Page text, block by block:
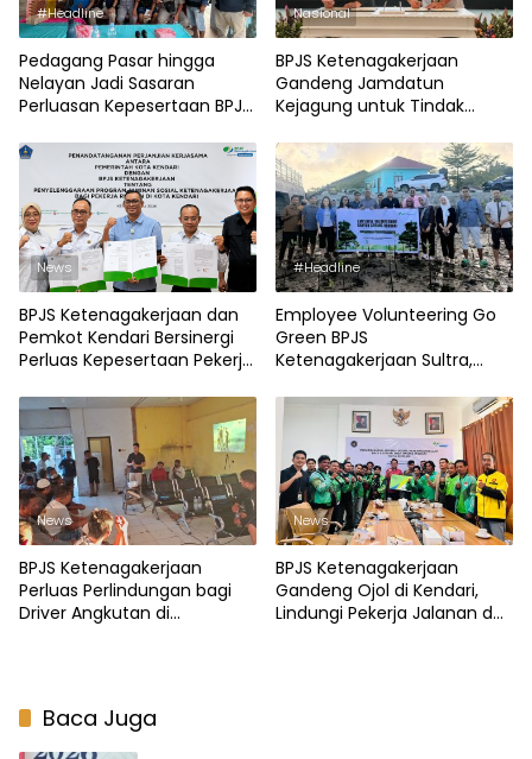
#Headline
Pedagang Pasar hingga
Nelayan Jadi Sasaran
Perluasan Kepesertaan BPJS
Nasional
BPJS Ketenagakerjaan
Gandeng Jamdatun
Kejagung untuk Tindak
Iuran
News
BPJS Ketenagakerjaan dan
Pemkot Kendari Bersinergi
Perluas Kepesertaan Pekerja
#Headline
Employee Volunteering Go
Green BPJS
Ketenagakerjaan Sultra,
Bungkutoko Kendari
News
BPJS Ketenagakerjaan
Perluas Perlindungan bagi
Driver Angkutan di
News
BPJS Ketenagakerjaan
Gandeng Ojol di Kendari,
Lindungi Pekerja Jalanan dari
Baca Juga